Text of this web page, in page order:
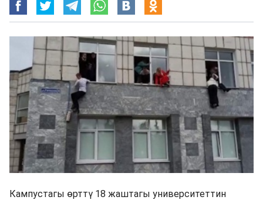
Кампустагы өрттү 18 жаштагы университеттин